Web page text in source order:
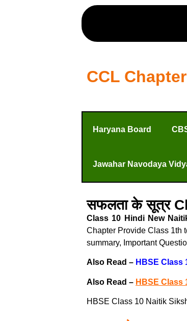
CCL Chapter
Haryana Board
Jawahar Navodaya
सफलता के सूत्र
Class 10 Hindi New
Chapter Provide Class 1th
summary, Important
Also Read – HBSE Class
Also Read – HBSE Class
HBSE Class 10 Naitik